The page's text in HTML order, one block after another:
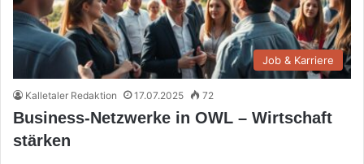
Job & Karriere
Kalletaler Redaktion 17.07.2025 72
Business-Netzwerke in OWL – Wirtschaft
stärken